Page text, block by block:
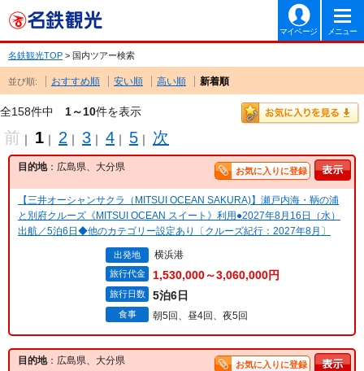
マイページ メニュー
名鉄観光TOP > 国内ツアー検索
並び順: おすすめ順 安い順 高い順 新着順
全158件中 1～10件を表示
前 ｜ 1 ｜ 2 ｜ 3 ｜ 4 ｜ 5 ｜ 次
目的地：広島県、大分県 お気に入りに登録
【三井オーシャンサクラ（MITSUI OCEAN SAKURA)】瀬戸内海・鞆の浦
と別府クルーズ《MITSUI OCEAN スイート》利用●2027年8月16日（水）
出航／5泊6日◆他のカテゴリー設定あり〔クルーズ紀行：2027年8月〕
出発地 横浜港
旅行代金 1,530,000～3,060,000円
旅行日数 5泊6日
食事 朝5回、昼4回、夜5回
目的地：広島県、大分県 お気に入りに登録